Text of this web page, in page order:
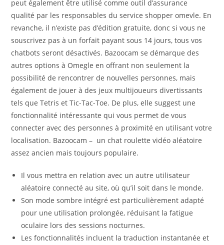
peut également être utilisé comme outil d’assurance
qualité par les responsables du service shopper omevle. En
revanche, il n’existe pas d’édition gratuite, donc si vous ne
souscrivez pas à un forfait payant sous 14 jours, tous vos
chatbots seront désactivés. Bazoocam se démarque des
autres options à Omegle en offrant non seulement la
possibilité de rencontrer de nouvelles personnes, mais
également de jouer à des jeux multijoueurs divertissants
tels que Tetris et Tic-Tac-Toe. De plus, elle suggest une
fonctionnalité intéressante qui vous permet de vous
connecter avec des personnes à proximité en utilisant votre
localisation. Bazoocam – un chat roulette vidéo aléatoire
assez ancien mais toujours populaire.
Il vous mettra en relation avec un autre utilisateur
aléatoire connecté au site, où qu’il soit dans le monde.
Son mode sombre intégré est particulièrement adapté
pour une utilisation prolongée, réduisant la fatigue
oculaire lors des sessions nocturnes.
Les fonctionnalités incluent la traduction instantanée et